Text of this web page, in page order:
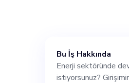
Bu İş Hakkında
Enerji sektöründe
istiyorsunuz?